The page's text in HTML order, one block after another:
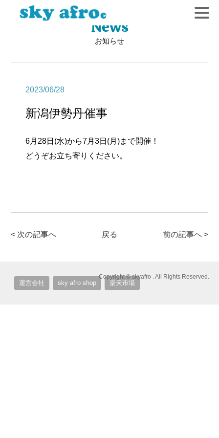
News
お知らせ
2023/06/28
新潟伊勢丹催事
6月28日(水)から7月3日(月)まで開催！
どうぞお立ち寄りください。
< 次の記事へ 戻る 前の記事へ >
運営会社 sky afro shop 楽天市場
Copyright © skyafro . All Rights Reserved.